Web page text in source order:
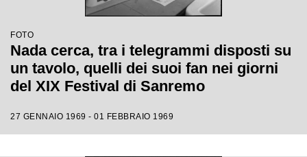
FOTO
Nada cerca, tra i telegrammi disposti su
un tavolo, quelli dei suoi fan nei giorni
del XIX Festival di Sanremo
27 GENNAIO 1969 - 01 FEBBRAIO 1969